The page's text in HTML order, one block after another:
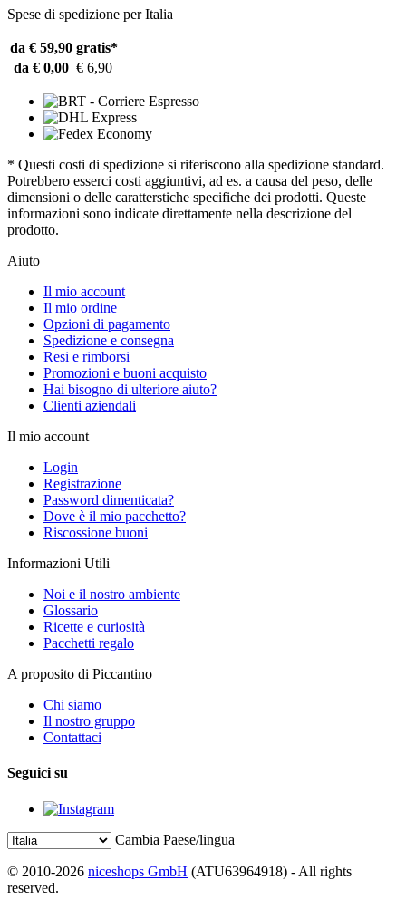
Spese di spedizione per Italia
da € 59,90 gratis*
da € 0,00 € 6,90
* Questi costi di spedizione si riferiscono alla spedizione standard.
Potrebbero esserci costi aggiuntivi, ad es. a causa del peso, delle
dimensioni o delle caratterstiche specifiche dei prodotti. Queste
informazioni sono indicate direttamente nella descrizione del
prodotto.
Aiuto
Il mio account
Il mio ordine
Opzioni di pagamento
Spedizione e consegna
Resi e rimborsi
Promozioni e buoni acquisto
Hai bisogno di ulteriore aiuto?
Clienti aziendali
Il mio account
Login
Registrazione
Password dimenticata?
Dove è il mio pacchetto?
Riscossione buoni
Informazioni Utili
Noi e il nostro ambiente
Glossario
Ricette e curiosità
Pacchetti regalo
A proposito di Piccantino
Chi siamo
Il nostro gruppo
Contattaci
Seguici su
Cambia Paese/lingua
© 2010-2026 niceshops GmbH (ATU63964918) - All rights
reserved.